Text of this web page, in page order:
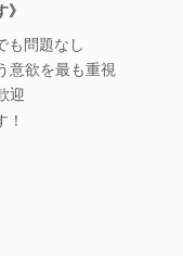
も問題なし
意欲を最も重視
迎
！